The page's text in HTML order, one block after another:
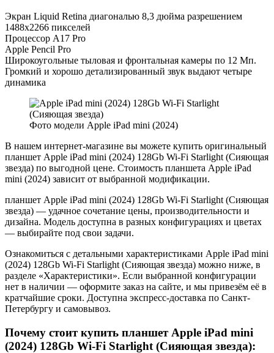
Экран Liquid Retina диагональю 8,3 дюйма разрешением
1488x2266 пикселей
Процессор А17 Pro
Apple Pencil Pro
Широкоугольные тыловая и фронтальная камеры по 12 Мп.
Громкий и хорошо детализированный звук выдают четыре
динамика
Фото модели Apple iPad mini (2024)
В нашем интернет-магазине вы можете купить оригинальный
планшет Apple iPad mini (2024) 128Gb Wi-Fi Starlight (Сияющая
звезда) по выгодной цене. Стоимость планшета Apple iPad
mini (2024) зависит от выбранной модификации.
планшет Apple iPad mini (2024) 128Gb Wi-Fi Starlight (Сияющая
звезда) — удачное сочетание цены, производительности и
дизайна. Модель доступна в разных конфигурациях и цветах
— выбирайте под свои задачи.
Ознакомиться с детальными характеристиками Apple iPad mini
(2024) 128Gb Wi-Fi Starlight (Сияющая звезда) можно ниже, в
разделе «Характеристики». Если выбранной конфигурации
нет в наличии — оформите заказ на сайте, и мы привезём её в
кратчайшие сроки. Доступна экспресс-доставка по Санкт-
Петербургу и самовывоз.
Почему стоит купить планшет Apple iPad mini
(2024) 128Gb Wi-Fi Starlight (Сияющая звезда):